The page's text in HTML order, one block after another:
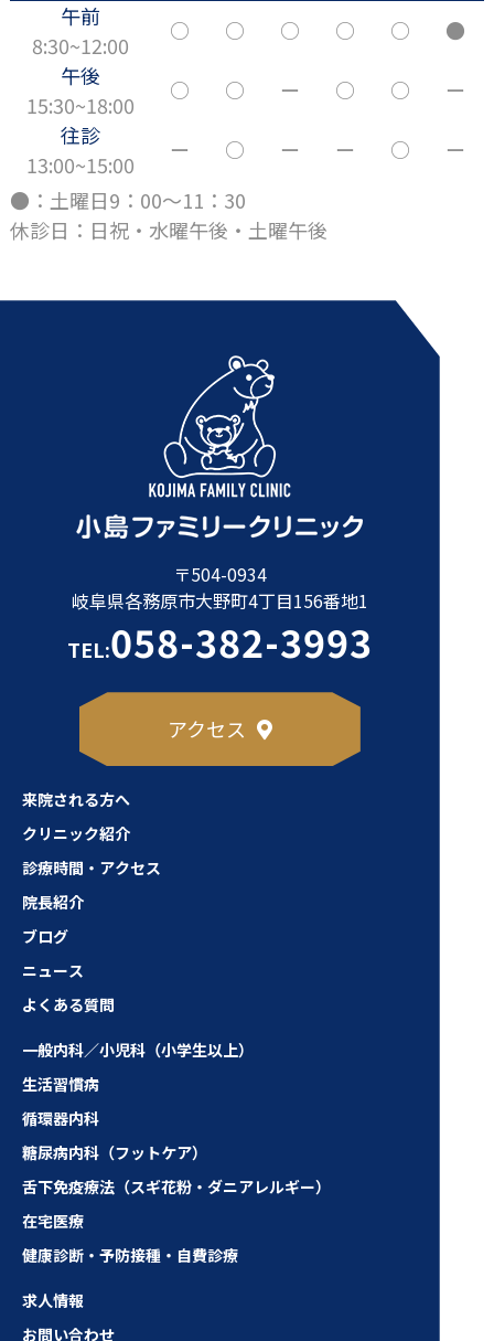
午前
8:30~12:00
○ ○ ○ ○ ○
●
午後
15:30~18:00
○ ○ ー ○ ○
ー
往診
13:00~15:00
ー ○ ー ー ○
ー
●：土曜日9：00～11：30
休診日：日祝・水曜午後・土曜午後
〒504-0934
岐阜県各務原市大野町4丁目156番地1
TEL:058-382-3993
アクセス
来院される方へ
クリニック紹介
診療時間・アクセス
院長紹介
ブログ
ニュース
よくある質問
一般内科／小児科（小学生以上）
生活習慣病
循環器内科
糖尿病内科（フットケア）
舌下免疫療法（スギ花粉・ダニアレルギー）
在宅医療
健康診断・予防接種・自費診療
求人情報
お問い合わせ